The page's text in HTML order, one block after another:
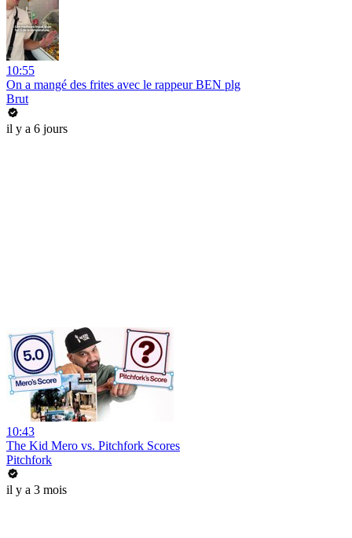
10:55
On a mangé des frites avec le rappeur BEN plg
Brut
il y a 6 jours
10:43
The Kid Mero vs. Pitchfork Scores
Pitchfork
il y a 3 mois